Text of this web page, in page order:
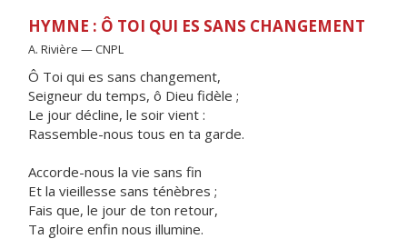
HYMNE : Ô TOI QUI ES SANS CHANGEMENT
A. Rivière — CNPL
Ô Toi qui es sans changement,
Seigneur du temps, ô Dieu fidèle ;
Le jour décline, le soir vient :
Rassemble-nous tous en ta garde.
Accorde-nous la vie sans fin
Et la vieillesse sans ténèbres ;
Fais que, le jour de ton retour,
Ta gloire enfin nous illumine.